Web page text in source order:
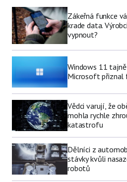
Zákeřná funkce
krade data.
vypnout?
Windows 11
Microsoft přiznal
Vědci varují, že
mohla rychle
katastrofu
Dělníci z
stávky kvůli
robotů